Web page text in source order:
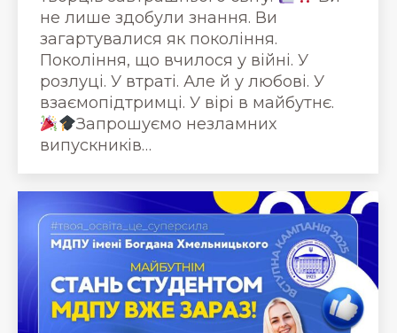
не лише здобули знання. Ви
загартувалися як покоління.
Покоління, що вчилося у війні. У
розлуці. У втраті. Але й у любові. У
взаємопідтримці. У вірі в майбутнє.
Запрошуємо незламних
випускників…